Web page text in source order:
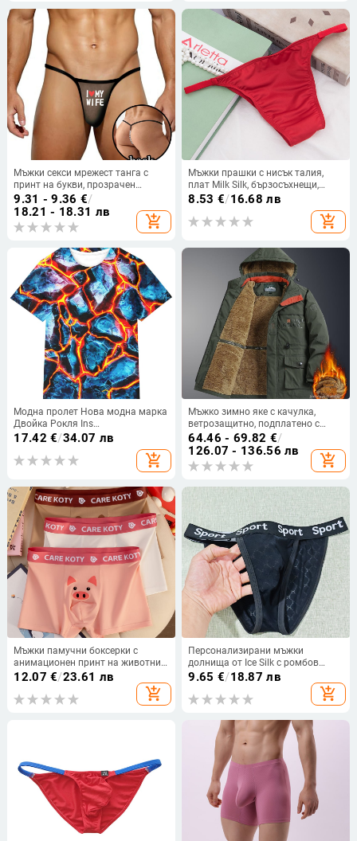
Мъжки секси мрежест танга с
принт на букви, прозрачен
дизайн, ниска талия, перли
9.31 - 9.36 €/
18.21 - 18.31 лв
add_shopping_cart
Мъжки прашки с нисък талия,
плат Milk Silk, бързосъхнещи,
висока еластичност, без джоб
8.53 €/16.68 лв
add_shopping_cart
Модна пролет Нова модна марка
Двойка Рокля Ins
Персонализирана мъжка и
Термотрансферна тениска за
17.42 €/34.07 лв
add_shopping_cart
Мъжко зимно яке с качулка,
ветрозащитно, подплатено с
велур, средна дължина, цип.
64.46 - 69.82 €/
126.07 - 136.56 лв
add_shopping_cart
Мъжки памучни боксерки с
анимационен принт на животни,
дишащи, бързосъхнещи и с
12.07 €/23.61 лв
add_shopping_cart
Персонализирани мъжки
долнища от Ice Silk с ромбов
жакард, висок разрез, меки и
9.65 €/18.87 лв
add_shopping_cart